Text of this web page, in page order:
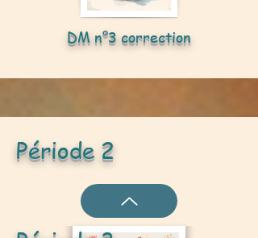
DM n°3 correction
Période 2